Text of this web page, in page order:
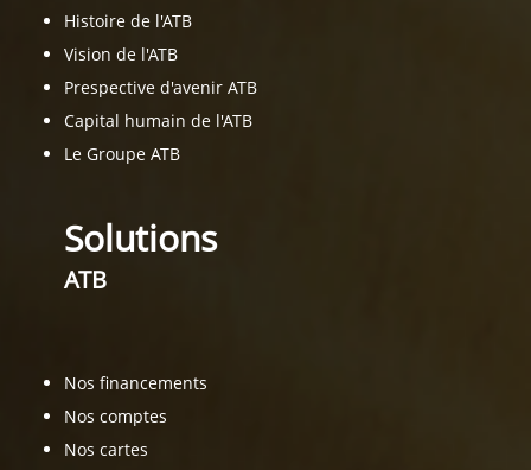
Histoire de l'ATB
Vision de l'ATB
Prespective d'avenir ATB
Capital humain de l'ATB
Le Groupe ATB
Solutions
ATB
Nos financements
Nos comptes
Nos cartes